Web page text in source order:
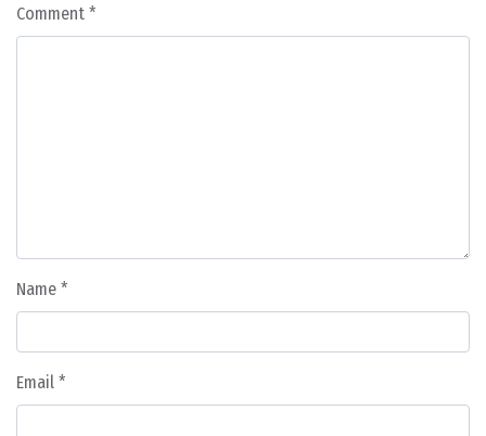
Comment *
Name *
Email *